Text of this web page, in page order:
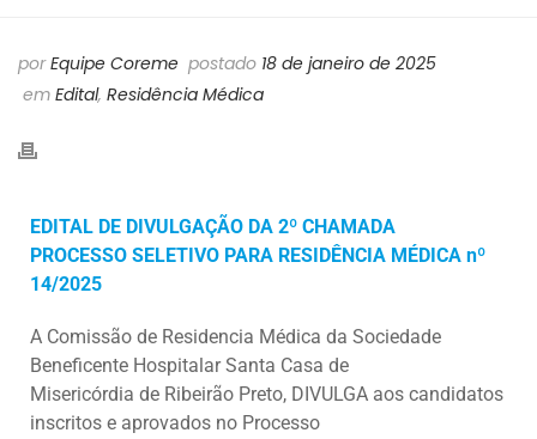
porEquipe Coreme postado 18 de janeiro de 2025
em Edital, Residência Médica
EDITAL DE DIVULGAÇÃO DA 2º CHAMADA
PROCESSO SELETIVO PARA RESIDÊNCIA MÉDICA nº
14/2025
A Comissão de Residencia Médica da Sociedade
Beneficente Hospitalar Santa Casa de
Misericórdia de Ribeirão Preto, DIVULGA aos candidatos
inscritos e aprovados no Processo